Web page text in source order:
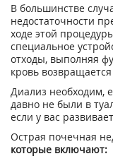
В большинстве
недостаточности
ходе этой
специальное
отходы, выполняя
кровь
Диализ необходим,
давно не были в
если у вас
Острая почечная
которые включают: